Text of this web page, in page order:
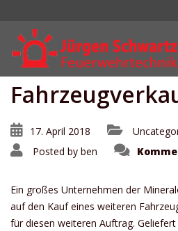
17. April 2018
Posted by ben
Ein großes Unternehmen der
auf den Kauf eines weiteren
für diesen weiteren Auftrag.